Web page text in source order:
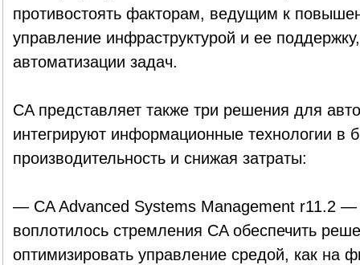
противостоять факторам, ведущим к
управление инфраструктурой и ее
автоматизации задач.
CA представляет также три решения для
интегрируют информационные технологии в
производительность и снижая затраты:
— CA Advanced Systems Management r11.2 —
воплотилось стремления CA обеспечить
оптимизировать управление средой, как на